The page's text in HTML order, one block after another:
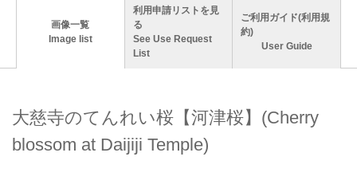
画像一覧
Image list
利用申請リストを見
る
See Use Request
List
ご利用ガイド(利用規
約)
User Guide
大慈寺のてんれい桜【河津桜】(Cherry
blossom at Daijiji Temple)